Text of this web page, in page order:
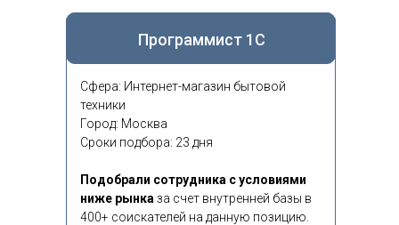
Программист 1С
Сфера: Интернет-магазин бытовой
техники
Город: Москва
Сроки подбора: 23 дня
Подобрали сотрудника с условиями
ниже рынка за счет внутренней базы в
400+ соискателей на данную позицию.